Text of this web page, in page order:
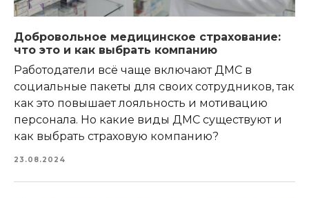
Добровольное медицинское страхование:
что это и как выбрать компанию
Работодатели всё чаще включают ДМС в
социальные пакеты для своих сотрудников, так
как это повышает лояльность и мотивацию
персонала. Но какие виды ДМС существуют и
как выбрать страховую компанию?
23.08.2024